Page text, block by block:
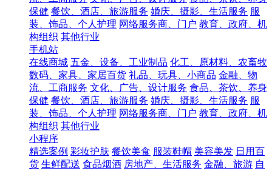
保健 餐饮、酒店、旅游服务 婚庆、摄影、生活服务 服
装、饰品、个人护理 网络服务商、门户 教育、政府、机
构组织 其他行业
手机站
在线商城 五金、设备、工业制品 化工、原材料、农畜牧
数码、家具、家居百货 礼品、玩具、小商品 金融、物
流、工商服务 文化、广告、设计服务 食品、茶饮、养身
保健 餐饮、酒店、旅游服务 婚庆、摄影、生活服务 服
装、饰品、个人护理 网络服务商、门户 教育、政府、机
构组织 其他行业
小程序
精选案例 彩妆护肤 餐饮美食 服装鞋帽 美容美发 日用百
货 生鲜配送 食品烟酒 房地产、生活服务 金融、旅游 自